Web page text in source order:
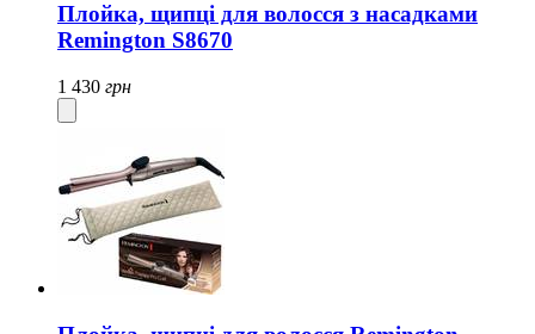
Плойка, щипці для волосся з насадками
Remington S8670
1 430 грн